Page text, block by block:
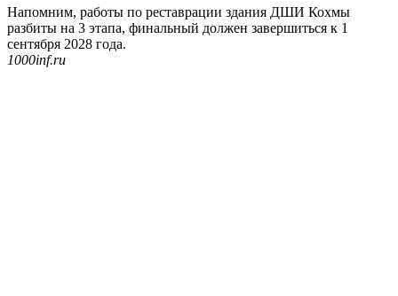
Напомним, работы по реставрации здания ДШИ Кохмы
разбиты на 3 этапа, финальный должен завершиться к 1
сентября 2028 года.
1000inf.ru